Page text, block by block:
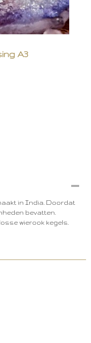
A3
in India. Doordat
bevatten.
wierook kegels.